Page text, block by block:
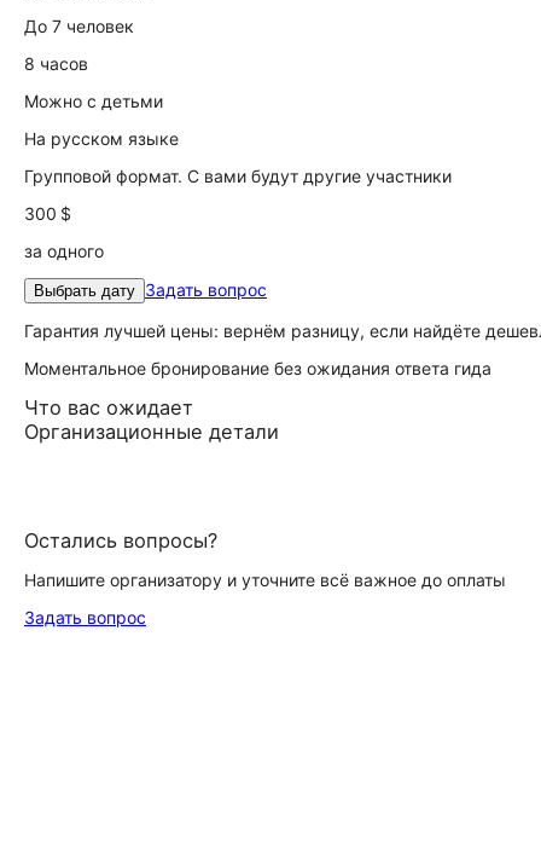
До 7 человек
8 часов
Можно с детьми
На русском языке
Групповой формат. С вами будут другие участники
300 $
за одного
Выбрать дату Задать вопрос
Гарантия лучшей цены: вернём разницу, если найдёте
Моментальное бронирование без ожидания ответа гида
Что вас ожидает
Организационные детали
Остались вопросы?
Напишите организатору и уточните всё важное до оплаты
Задать вопрос